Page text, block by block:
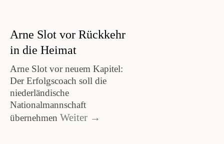
Arne Slot vor Rückkehr
in die Heimat
Arne Slot vor neuem Kapitel:
Der Erfolgscoach soll die
niederländische
Nationalmannschaft
übernehmen Weiter →